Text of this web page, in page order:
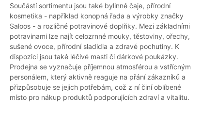
Součástí sortimentu jsou také bylinné čaje, přírodní
kosmetika - například konopná řada a výrobky značky
Saloos - a rozličné potravinové doplňky. Mezi základními
potravinami lze najít celozrnné mouky, těstoviny, ořechy,
sušené ovoce, přírodní sladidla a zdravé pochutiny. K
dispozici jsou také léčivé masti či dárkové poukázky.
Prodejna se vyznačuje příjemnou atmosférou a vstřícným
personálem, který aktivně reaguje na přání zákazníků a
přizpůsobuje se jejich potřebám, což z ní činí oblíbené
místo pro nákup produktů podporujících zdraví a vitalitu.